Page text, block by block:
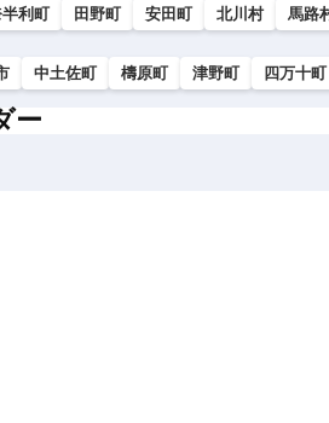
利町 田野町 安田町 北川村 馬路
中土佐町 檮原町 津野町 四万十町
ー